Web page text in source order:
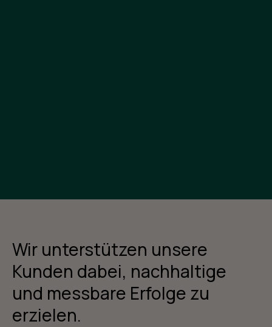
Wir unterstützen unsere
Kunden dabei, nachhaltige
und messbare Erfolge zu
erzielen.